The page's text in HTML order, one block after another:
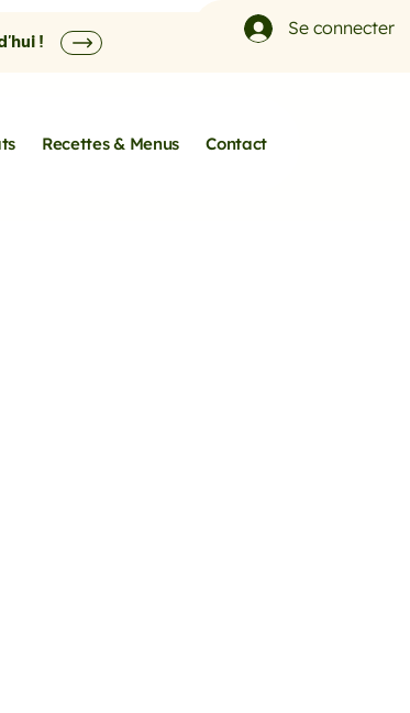
Se connecter
!
Recettes & Menus Contact